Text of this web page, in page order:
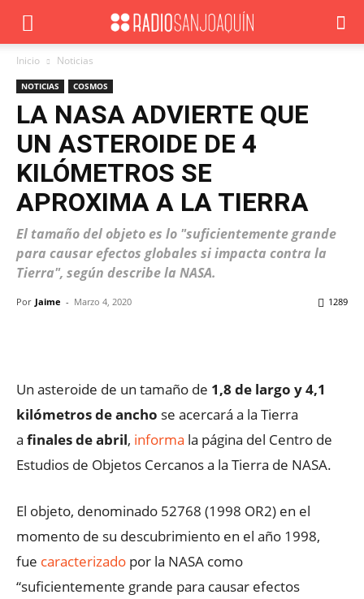
Inicio Noticias
NOTICIAS COSMOS
LA NASA ADVIERTE QUE
UN ASTEROIDE DE 4
KILÓMETROS SE
APROXIMA A LA TIERRA
El tamaño del objeto es lo "suficientemente grande
para causar efectos globales si impacta contra la
Tierra", según describe la NASA.
Por Jaime - Marzo 4, 2020 1289
Un asteroide de un tamaño de 1,8 de largo y 4,1
kilómetros de ancho se acercará a la Tierra
a finales de abril, informa la página del Centro de
Estudios de Objetos Cercanos a la Tierra de NASA.
El objeto, denominado 52768 (1998 OR2) en el
momento de su descubrimiento en el año 1998,
fue caracterizado por la NASA como
“suficientemente grande para causar efectos